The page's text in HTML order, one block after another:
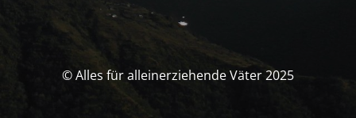
© Alles für alleinerziehende Väter 2025